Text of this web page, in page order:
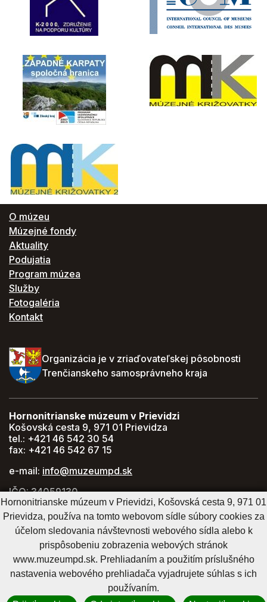
O múzeu
Múzejné fondy
Aktuality
Podujatia
Program múzea
Služby
Fotogaléria
Kontakt
Organizácia je v zriaďovateľskej pôsobnosti
Trenčianskeho samosprávneho kraja
Hornonitrianske múzeum v Prievidzi
Košovská cesta 9, 971 01 Prievidza
tel.: +421 46 542 30 54
fax: +421 46 542 67 15
e-mail: info@muzeumpd.sk
IČO: 34059130
DIČ: 2021447274
GPS: 48.770071, 18.620043
Cookies nastavenieCookies - viac informácií Vyhlásenie o prístupnosti
Technický prevádzkovateľ
Správca obsahu
GenerujeCMS BUXUS
Hornonitrianske múzeum v Prievidzi, Košovská cesta 9, 971 01
Prievidza, používa na tomto webovom sídle súbory cookies za
účelom sledovania návštevnosti webového sídla alebo k
prispôsobeniu zobrazenia webových stránok
www.muzeumpd.sk. Prehliadaním a použitím príslušného
nastavenia webového prehliadača vyjadrujete súhlas s ich
používaním.